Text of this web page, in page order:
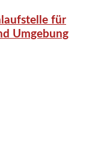
für
Umgebung